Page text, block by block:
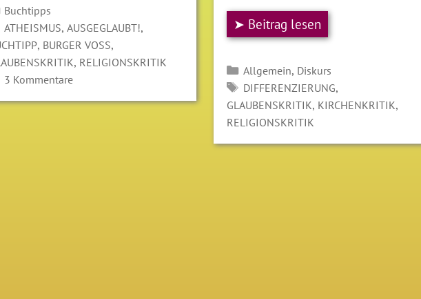
Kategorien
Buchtipps
SCHLAGWÖRTER
ATHEISMUS,AUSGEGLAUBT!,
, BURGER VOSS,
, RELIGIONSKRITIK
3 Kommentare
➤ Beitrag lesen
Kategorien
Allgemein, Diskurs
SCHLAGWÖRTER
DIFFERENZIERUNG,
GLAUBENSKRITIK, KIRCHENKRITIK,
RELIGIONSKRITIK